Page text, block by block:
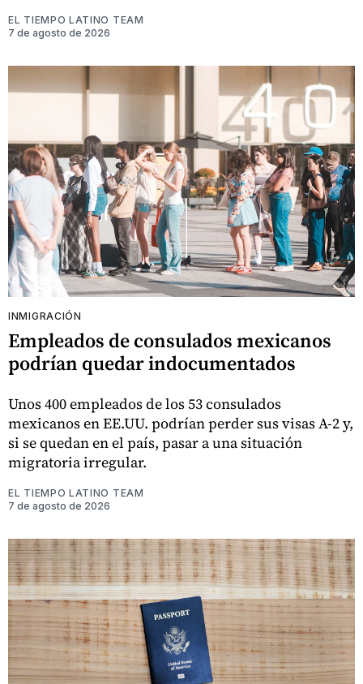
EL TIEMPO LATINO TEAM
7 de agosto de 2026
INMIGRACIÓN
Empleados de consulados mexicanos
podrían quedar indocumentados
Unos 400 empleados de los 53 consulados
mexicanos en EE.UU. podrían perder sus visas A-2 y,
si se quedan en el país, pasar a una situación
migratoria irregular.
EL TIEMPO LATINO TEAM
7 de agosto de 2026